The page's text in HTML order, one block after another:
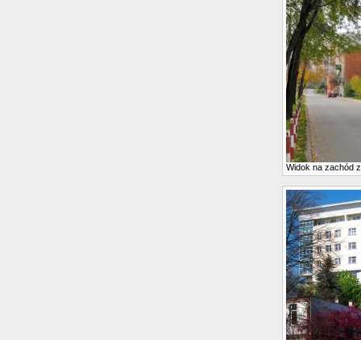
Widok na zachód